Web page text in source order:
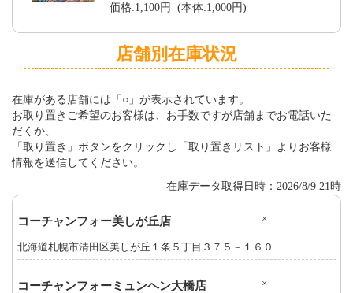
価格:1,100円 (本体:1,000円)
店舗別在庫状況
在庫がある店舗には「○」が表示されています。
お取り置きご希望のお客様は、お手数ですが店舗までお電話いた
だくか、
「取り置き」ボタンをクリックし「取り置きリスト」よりお客様
情報を送信してください。
在庫データ取得日時：2026/8/9 21時
コーチャンフォー美しが丘店 ×
北海道札幌市清田区美しが丘１条５丁目３７５－１６０
コーチャンフォーミュンヘン大橋店 ×